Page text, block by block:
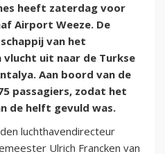
heeft zaterdag voor
Airport Weeze. De
van het
vlucht uit naar de Turkse
Aan boord van de
passagiers, zodat het
de helft gevuld was.
luchthavendirecteur
Ulrich Francken van